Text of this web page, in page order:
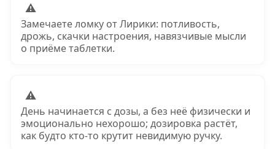
⚠
Замечаете ломку от Лирики: потливость,
дрожь, скачки настроения, навязчивые мысли
о приёме таблетки.
⚠
День начинается с дозы, а без неё физически и
эмоционально нехорошо; дозировка растёт,
как будто кто‑то крутит невидимую ручку.